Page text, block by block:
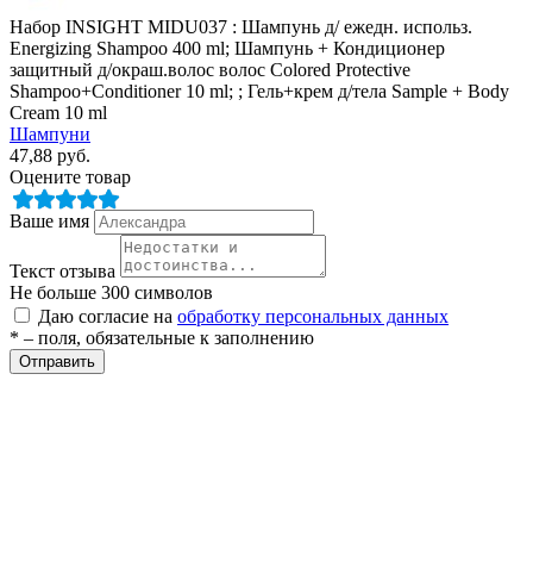
Набор INSIGHT MIDU037 : Шампунь д/ ежедн. использ.
Energizing Shampoo 400 ml; Шампунь + Кондиционер
защитный д/окраш.волос волос Colored Protective
Shampoo+Conditioner 10 ml; ; Гель+крем д/тела Sample + Body
Cream 10 ml
Шампуни
47,88 руб.
Оцените товар
Ваше имя
Текст отзыва
Не больше 300 символов
Даю согласие на обработку персональных данных
* – поля, обязательные к заполнению
Отправить